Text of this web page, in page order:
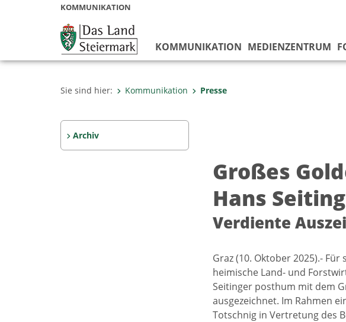
KOMMUNIKATION
KOMMUNIKATION MEDIENZENTRUM
Sie sind hier: Kommunikation Presse
Archiv
Großes
Hans
Verdiente
Graz (10. Oktober 2025).-
heimische Land- und
Seitinger posthum mit dem
ausgezeichnet. Im Rahmen
Totschnig in Vertretung des